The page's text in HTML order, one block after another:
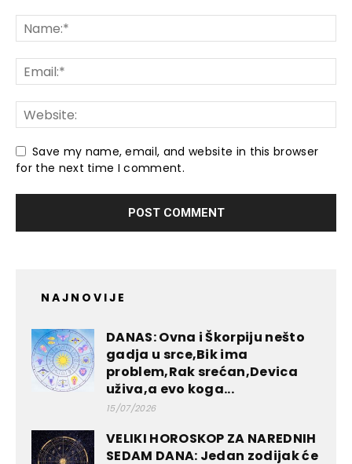
Save my name, email, and website in this browser
for the next time I comment.
NAJNOVIJE
DANAS: Ovna i Škorpiju nešto
gadja u srce,Bik ima
problem,Rak srećan,Devica
uživa,a evo koga...
15/07/2026
VELIKI HOROSKOP ZA NAREDNIH
SEDAM DANA: Jedan zodijak će